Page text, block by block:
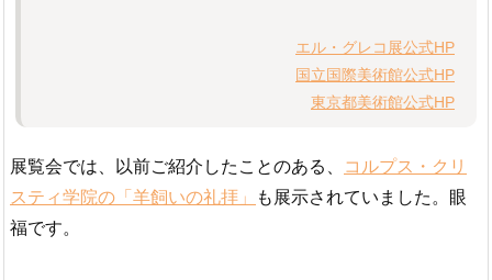
エル・グレコ展公式HP
国立国際美術館公式HP
東京都美術館公式HP
展覧会では、以前ご紹介したことのある、
コルプス・クリ
スティ学院の「羊飼いの礼拝」
も展示されていました。眼
福です。